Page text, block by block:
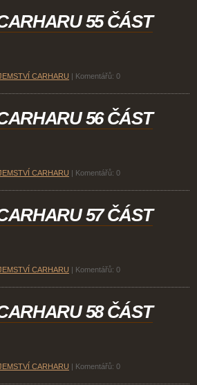
55 ČÁST
CARHARU Komentářů: 0
56 ČÁST
CARHARU Komentářů: 0
57 ČÁST
CARHARU Komentářů: 0
58 ČÁST
CARHARU Komentářů: 0